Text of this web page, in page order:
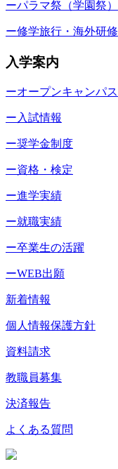
ーパラマ祭（学園祭）
ー修学旅行・海外研修
入学案内
ーオープンキャンパス
ー入試情報
ー奨学金制度
ー資格・検定
ー進学実績
ー就職実績
ー卒業生の活躍
ーWEB出願
新着情報
個人情報保護方針
資料請求
教職員募集
決済報告
よくある質問